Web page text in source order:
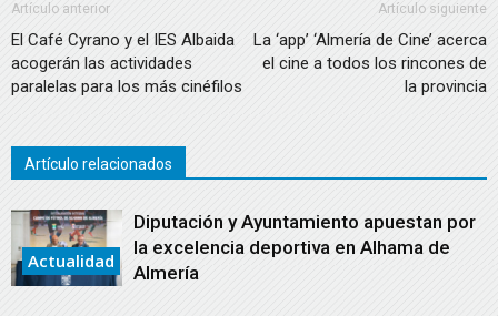
Artículo anterior
El Café Cyrano y el IES Albaida
acogerán las actividades
paralelas para los más cinéfilos
Artículo siguiente
La ‘app’ ‘Almería de Cine’ acerca
el cine a todos los rincones de
la provincia
Artículo relacionados
Actualidad
Diputación y Ayuntamiento apuestan por
la excelencia deportiva en Alhama de
Almería